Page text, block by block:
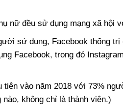
nữ đều sử dụng mạng xã hội
sử dụng, Facebook thống trị
Facebook, trong đó
tiên vào năm 2018 với 73%
không chỉ là thành viên.)